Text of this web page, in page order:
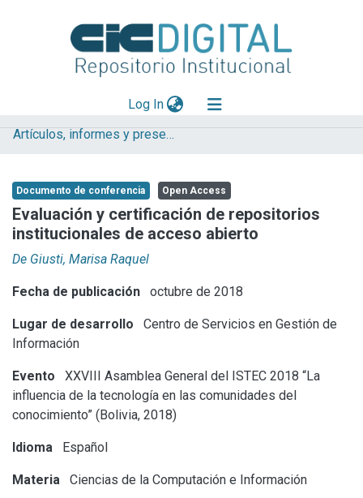
Log In(current)
Explorar
Aportar material
Statistics
Artículos, informes y presentaciones en Congresos CESGI
Documento de conferencia Open Access
Evaluación y certificación de repositorios
institucionales de acceso abierto
De Giusti, Marisa Raquel
Fecha de publicación octubre de 2018
Lugar de desarrollo
Centro de Servicios en Gestión de
Información
Evento
XXVIII Asamblea General del ISTEC 2018 “La
influencia de la tecnología en las comunidades del
conocimiento” (Bolivia, 2018)
Idioma Español
Materia Ciencias de la Computación e Información